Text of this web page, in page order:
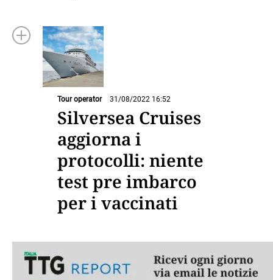
Tour operator 31/08/2022 16:52
Silversea Cruises
aggiorna i
protocolli: niente
test pre imbarco
per i vaccinati